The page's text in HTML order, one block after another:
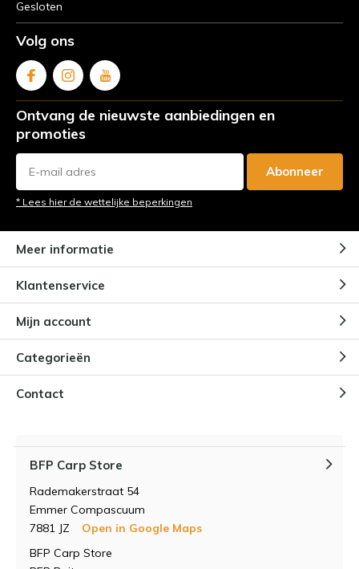
Gesloten
Volg ons
Ontvang de nieuwste aanbiedingen en
promoties
Abonneer
* Lees hier de wettelijke beperkingen
Meer informatie
Klantenservice
Mijn account
Categorieën
Contact
BFP Carp Store
Rademakerstraat 54
Emmer Compascuum
7881 JZ
Open in Google Maps
BFP Carp Store